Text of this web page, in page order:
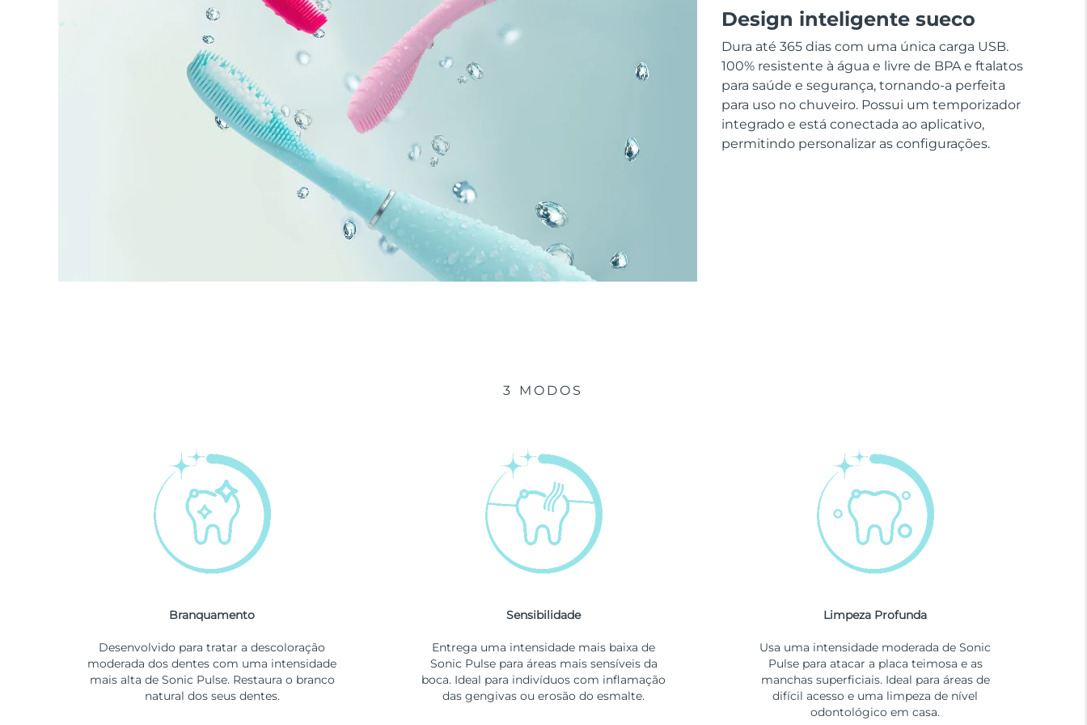
Design inteligente sueco
Dura até 365 dias com uma única carga USB.
100% resistente à água e livre de BPA e ftalatos
para saúde e segurança, tornando-a perfeita
para uso no chuveiro. Possui um temporizador
integrado e está conectada ao aplicativo,
permitindo personalizar as configurações.
3 MODOS
Branquamento
Desenvolvido para tratar a descoloração
moderada dos dentes com uma intensidade
mais alta de Sonic Pulse. Restaura o branco
natural dos seus dentes.
Sensibilidade
Entrega uma intensidade mais baixa de
Sonic Pulse para áreas mais sensíveis da
boca. Ideal para indivíduos com inflamação
das gengivas ou erosão do esmalte.
Limpeza Profunda
Usa uma intensidade moderada de Sonic
Pulse para atacar a placa teimosa e as
manchas superficiais. Ideal para áreas de
difícil acesso e uma limpeza de nível
odontológico em casa.